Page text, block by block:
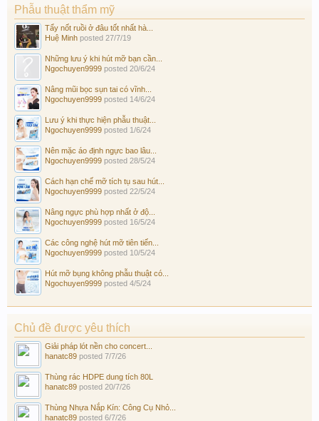
Phẫu thuật thẩm mỹ
Tẩy nốt ruồi ở đâu tốt nhất hà...
Huệ Minh posted 27/7/19
Những lưu ý khi hút mỡ bạn cần...
Ngochuyen9999 posted 20/6/24
Nâng mũi bọc sụn tai có vĩnh...
Ngochuyen9999 posted 14/6/24
Lưu ý khi thực hiện phẫu thuật...
Ngochuyen9999 posted 1/6/24
Nên mặc áo định ngực bao lâu...
Ngochuyen9999 posted 28/5/24
Cách hạn chế mỡ tích tụ sau hút...
Ngochuyen9999 posted 22/5/24
Nâng ngực phù hợp nhất ở độ...
Ngochuyen9999 posted 16/5/24
Các công nghệ hút mỡ tiên tiến...
Ngochuyen9999 posted 10/5/24
Hút mỡ bụng không phẫu thuật có...
Ngochuyen9999 posted 4/5/24
Chủ đề được yêu thích
Giải pháp lót nền cho concert...
hanatc89 posted 7/7/26
Thùng rác HDPE dung tích 80L
hanatc89 posted 20/7/26
Thùng Nhựa Nắp Kín: Công Cụ Nhỏ...
hanatc89 posted 6/7/26